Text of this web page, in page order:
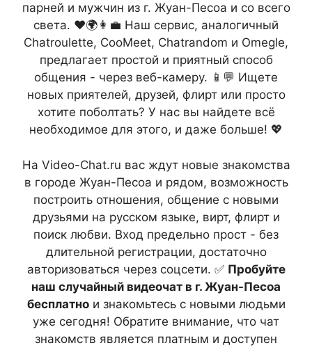
парней и мужчин из г. Жуан-Песоа и со всего
света. ❤️🌍👩‍💼 Наш сервис, аналогичный
Chatroulette, CooMeet, Chatrandom и Omegle,
предлагает простой и приятный способ
общения - через веб-камеру. 📱💬 Ищете
новых приятелей, друзей, флирт или просто
хотите поболтать? У нас вы найдете всё
необходимое для этого, и даже больше! 💖
На Video-Chat.ru вас ждут новые знакомства
в городе Жуан-Песоа и рядом, возможность
построить отношения, общение с новыми
друзьями на русском языке, вирт, флирт и
поиск любви. Вход предельно прост - без
длительной регистрации, достаточно
авторизоваться через соцсети. ✅ Пробуйте
наш случайный видеочат в г. Жуан-Песоа
бесплатнои знакомьтесь с новыми людьми
уже сегодня! Обратите внимание, что чат
знакомств является платным и доступен